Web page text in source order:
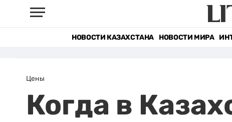
НОВОСТИ КАЗАХСТАНА НОВОСТИ МИРА
Цены
Когда в